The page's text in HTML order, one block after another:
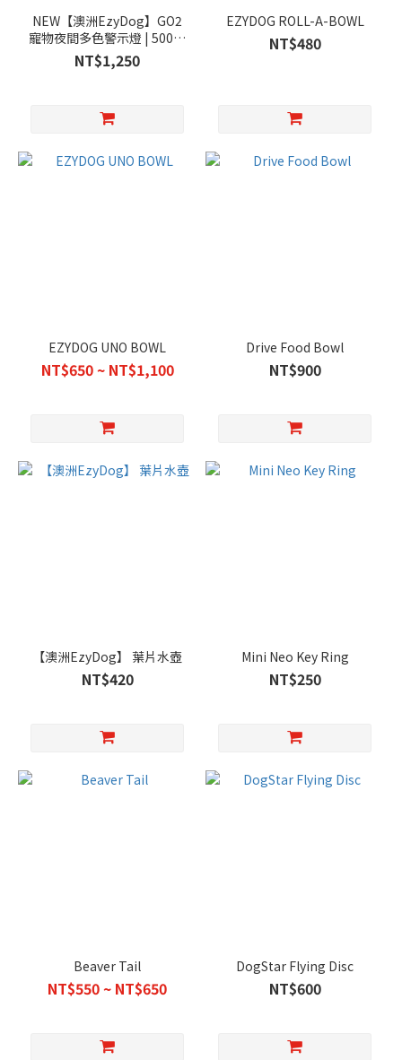
NEW【澳洲EzyDog】GO2
寵物夜間多色警示燈 | 500米
能見度 | 防水防撞
NT$1,250
EZYDOG ROLL-A-BOWL
NT$480
EZYDOG UNO BOWL
NT$650 ~ NT$1,100
Drive Food Bowl
NT$900
【澳洲EzyDog】 葉片水壺
NT$420
Mini Neo Key Ring
NT$250
Beaver Tail
NT$550 ~ NT$650
DogStar Flying Disc
NT$600